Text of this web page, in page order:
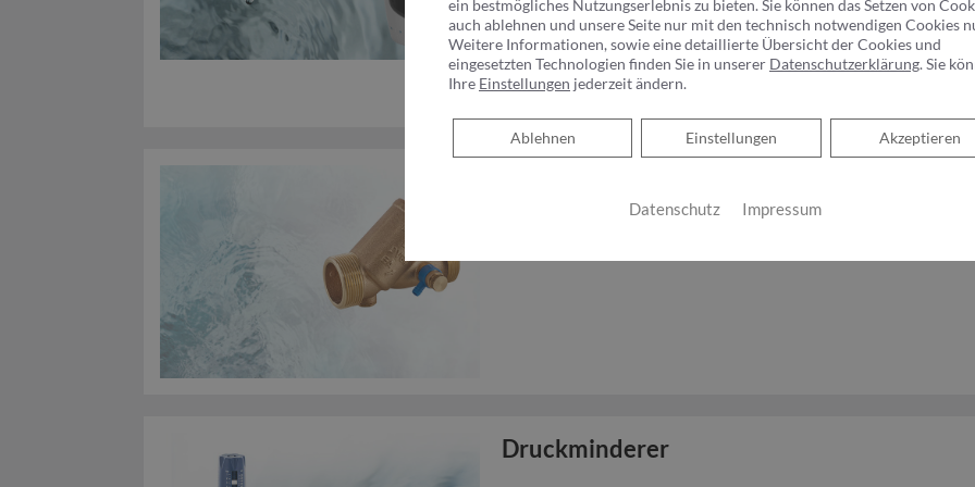
Verunreinigung.Gemäß der Trinkwasserverordnung muss in
dem Wasserzähler ein Schutzfilter eingebaut sein. Ist dieser
Wartung oftmals außer Acht gelassen. Die vorgeschriebene
gewährleistet werden.
Ein Rückflussverhinderer sorgt dafür, dass das Trinkwasser
Druckminderer​
ein bestmögliches Nutzungserlebnis zu bieten. Sie können das Setzen von
auch ablehnen und unsere Seite nur mit den technisch notwendigen Cookies
Weitere Informationen, sowie eine detaillierte Übersicht der Cookies und
eingesetzten Technologien finden Sie in unserer Datenschutzerklärung. Sie
Ihre Einstellungen jederzeit ändern.
Akzeptieren
Einstellungen
Ablehnen
Ablehnen
Datenschutz Impressum